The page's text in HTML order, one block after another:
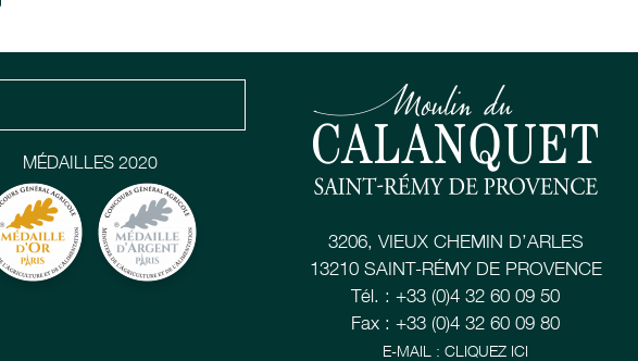
MÉDAILLES 2020
3206, VIEUX CHEMIN D’ARLES
13210 SAINT-RÉMY DE PROVENCE
Tél. : +33 (0)4 32 60 09 50
Fax : +33 (0)4 32 60 09 80
E-MAIL : CLIQUEZ ICI